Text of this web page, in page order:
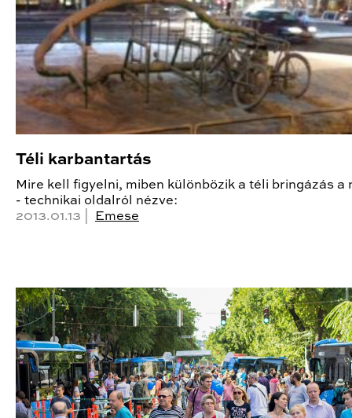
Téli karbantartás
Mire kell figyelni, miben különbözik a téli bringázás a
- technikai oldalról nézve:
2013.01.13 |
Emese